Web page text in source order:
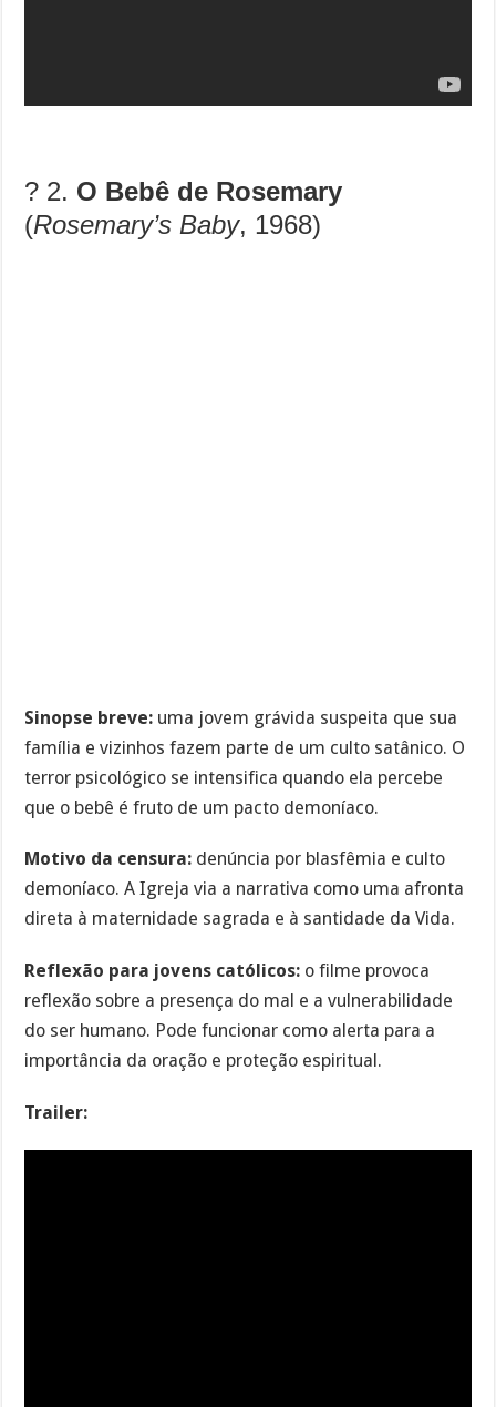
?️ 2. O Bebê de Rosemary
(Rosemary’s Baby, 1968)
Sinopse breve: uma jovem grávida suspeita que sua
família e vizinhos fazem parte de um culto satânico. O
terror psicológico se intensifica quando ela percebe
que o bebê é fruto de um pacto demoníaco.
Motivo da censura: denúncia por blasfêmia e culto
demoníaco. A Igreja via a narrativa como uma afronta
direta à maternidade sagrada e à santidade da Vida.
Reflexão para jovens católicos: o filme provoca
reflexão sobre a presença do mal e a vulnerabilidade
do ser humano. Pode funcionar como alerta para a
importância da oração e proteção espiritual.
Trailer: